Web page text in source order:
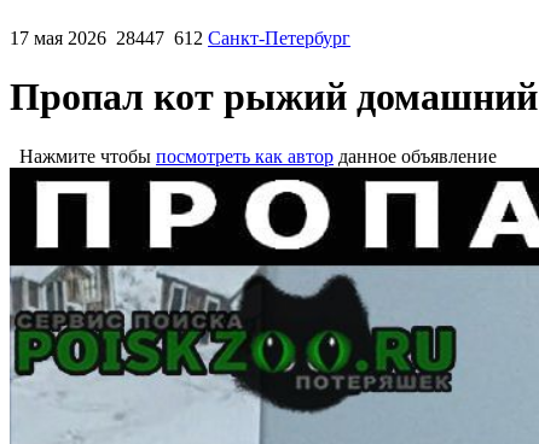
17 мая 2026 28447 612 Санкт-Петербург
Пропал кот рыжий домашний
Нажмите чтобы посмотреть как автор данное объявление